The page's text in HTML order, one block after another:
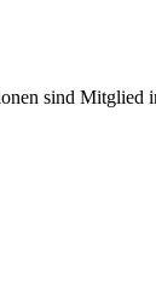
sind